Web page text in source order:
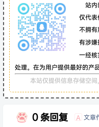
站内
仅代表
不拥
有涉
一经
处理。在为用户提供最好的产
本站仅提供信息存储空间
0 条回复 A 文章